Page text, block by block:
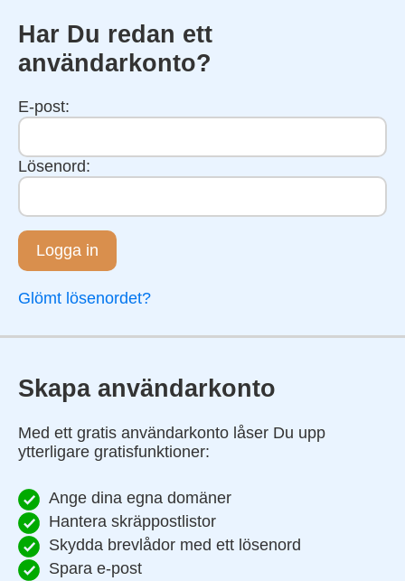
Har Du redan ett
användarkonto?
E-post:
Lösenord:
Logga in
Glömt lösenordet?
Skapa användarkonto
Med ett gratis användarkonto låser Du upp
ytterligare gratisfunktioner:
Ange dina egna domäner
Hantera skräppostlistor
Skydda brevlådor med ett lösenord
Spara e-post